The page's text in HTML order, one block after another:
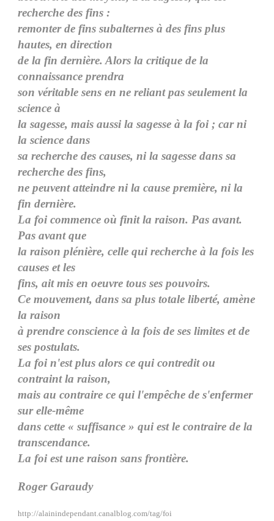
recherche des fins :
remonter de fins subalternes à des fins plus
hautes, en direction
de la fin dernière. Alors la critique de la
connaissance prendra
son véritable sens en ne reliant pas seulement la
science à
la sagesse, mais aussi la sagesse à la foi ; car ni
la science dans
sa recherche des causes, ni la sagesse dans sa
recherche des fins,
ne peuvent atteindre ni la cause première, ni la
fin dernière.
La foi commence où finit la raison. Pas avant.
Pas avant que
la raison plénière, celle qui recherche à la fois les
causes et les
fins, ait mis en oeuvre tous ses pouvoirs.
Ce mouvement, dans sa plus totale liberté, amène
la raison
à prendre conscience à la fois de ses limites et de
ses postulats.
La foi n'est plus alors ce qui contredit ou
contraint la raison,
mais au contraire ce qui l'empêche de s'enfermer
sur elle-même
dans cette « suffisance » qui est le contraire de la
transcendance.
La foi est une raison sans frontière.
Roger Garaudy
http://alainindependant.canalblog.com/tag/foi